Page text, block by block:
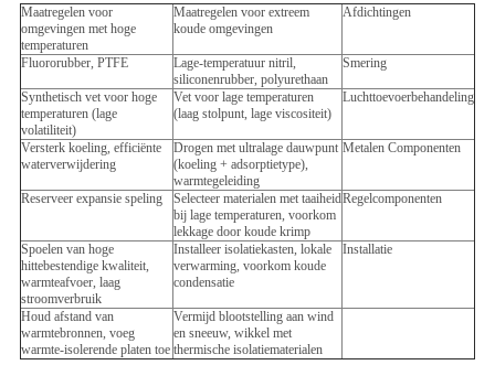
Maatregelen voor
omgevingen met hoge
temperaturen
Maatregelen voor extreem
koude omgevingen
Afdichtingen
Fluororubber, PTFE
Lage-temperatuur nitril,
siliconenrubber, polyurethaan
Smering
Synthetisch vet voor hoge
temperaturen (lage
volatiliteit)
Vet voor lage temperaturen
(laag stolpunt, lage viscositeit)
Luchttoevoerbehandeling
Versterk koeling, efficiënte
waterverwijdering
Drogen met ultralage dauwpunt
(koeling + adsorptietype),
warmtegeleiding
Metalen Componenten
Reserveer expansie speling
Selecteer materialen met taaiheid
bij lage temperaturen, voorkom
lekkage door koude krimp
Regelcomponenten
Spoelen van hoge
hittebestendige kwaliteit,
warmteafvoer, laag
stroomverbruik
Installeer isolatiekasten, lokale
verwarming, voorkom koude
condensatie
Installatie
Houd afstand van
warmtebronnen, voeg
warmte-isolerende platen toe
Vermijd blootstelling aan wind
en sneeuw, wikkel met
thermische isolatiematerialen